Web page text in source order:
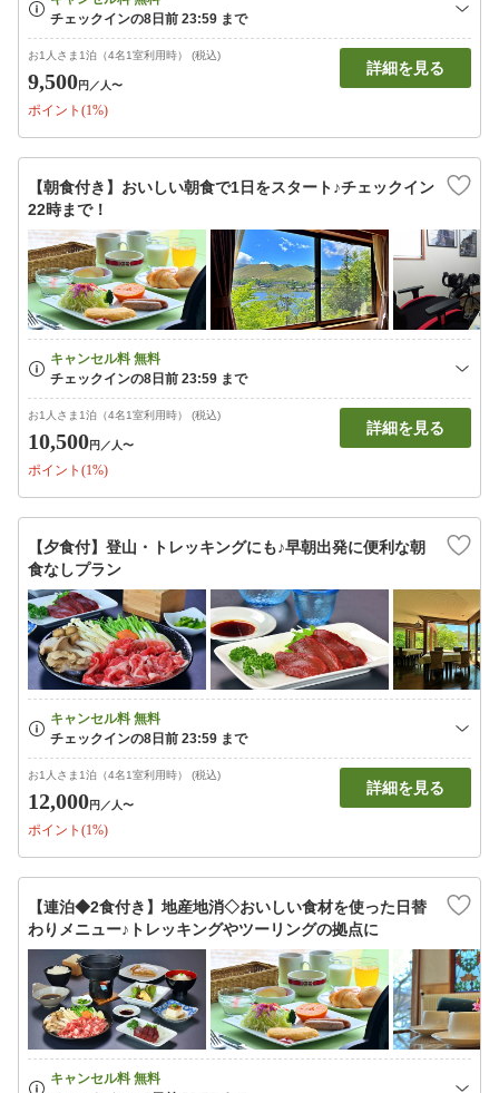
お1人さま1泊（4名1室利用時） (税込)
9,500円 ／人〜
ポイント(1%)
詳細を見る
【朝食付き】おいしい朝食で1日をスタート♪チェックイン
22時まで！
お1人さま1泊（4名1室利用時） (税込)
10,500円 ／人〜
ポイント(1%)
詳細を見る
【夕食付】登山・トレッキングにも♪早朝出発に便利な朝
食なしプラン
お1人さま1泊（4名1室利用時） (税込)
12,000円 ／人〜
ポイント(1%)
詳細を見る
【連泊◆2食付き】地産地消◇おいしい食材を使った日替
わりメニュー♪トレッキングやツーリングの拠点に